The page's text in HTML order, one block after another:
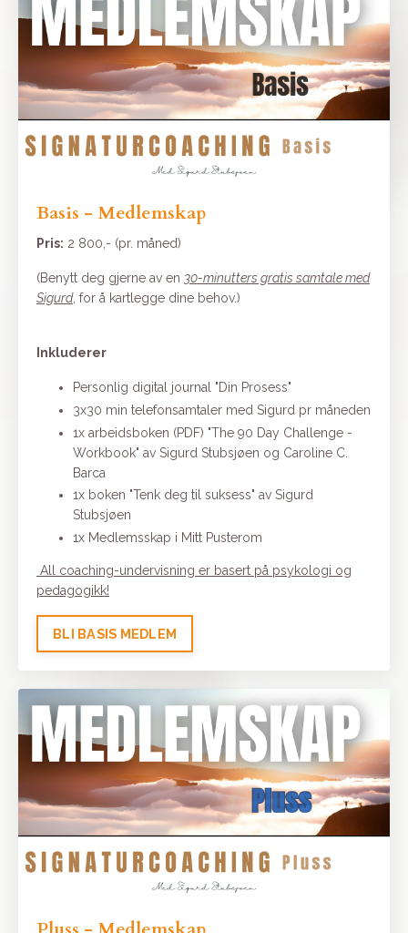
Basis - Medlemskap
Pris: 2 800,- (pr. måned)
(Benytt deg gjerne av en 30-minutters gratis samtale med
Sigurd, for å kartlegge dine behov.)
Inkluderer
Personlig digital journal "Din Prosess"
3x30 min telefonsamtaler med Sigurd pr måneden
1x arbeidsboken (PDF) "The 90 Day Challenge -
Workbook" av Sigurd Stubsjøen og Caroline C.
Barca
1x boken "Tenk deg til suksess" av Sigurd
Stubsjøen
1x Medlemsskap i Mitt Pusterom
All coaching-undervisning er basert på psykologi og
pedagogikk!
BLI BASIS MEDLEM